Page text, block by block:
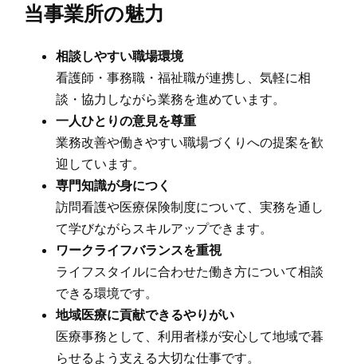
当事業所の魅力
相談しやすい職場環境
看護師・事務職・福祉職が連携し、気軽に相
談・協力しながら業務を進めています。
一人ひとりの意見を尊重
業務改善や働きやすい職場づくりへの提案を歓
迎しています。
専門知識が身につく
訪問看護や医療保険制度について、実務を通し
て学びながらスキルアップできます。
ワークライフバランスを重視
ライフスタイルに合わせた働き方について相談
できる環境です。
地域医療に貢献できるやりがい
医療事務として、利用者様が安心して地域で暮
らせるよう支える大切な仕事です。